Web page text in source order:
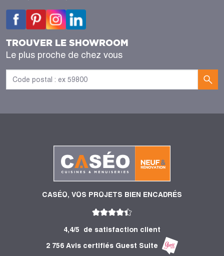
TROUVER LE SHOWROOM
Le plus proche de chez vous
CASÉO, VOS PROJETS BIEN ENCADRÉS
4,4/5
de satisfaction client
2 756 Avis certifiés Guest Suite